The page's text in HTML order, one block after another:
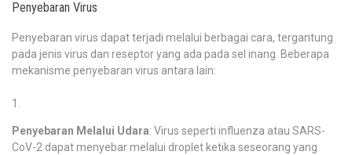
Penyebaran Virus
Penyebaran virus dapat terjadi melalui berbagai cara, tergantung
pada jenis virus dan reseptor yang ada pada sel inang. Beberapa
mekanisme penyebaran virus antara lain:
Penyebaran Melalui Udara: Virus seperti influenza atau SARS-
CoV-2 dapat menyebar melalui droplet ketika seseorang yang